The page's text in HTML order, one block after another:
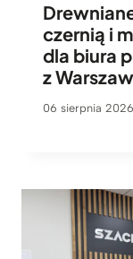
czernią i
dla biura
z
06 sierpnia 2026